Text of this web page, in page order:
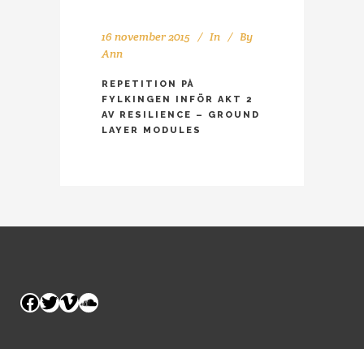
16 november 2015 In
By
Ann
REPETITION PÅ
FYLKINGEN INFÖR AKT 2
AV RESILIENCE – GROUND
LAYER MODULES
Facebook
Twitter
Vimeo
SoundCloud